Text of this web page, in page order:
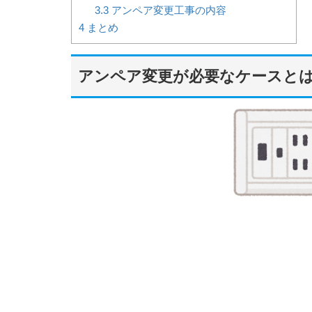
3.3アンペア変更工事の内容
4 まとめ
アンペア変更が必要なケースと